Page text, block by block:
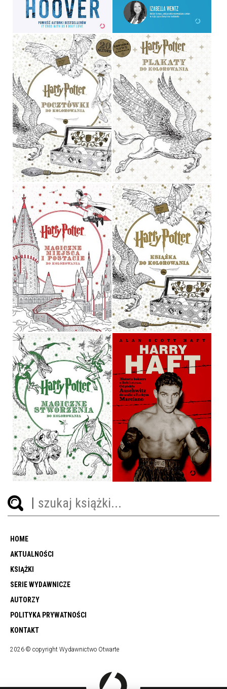
49,99 ZŁ 39,90 ZŁ
HARRY POTTER.
POCZTÓWKI DO
KOLOROWANIA
OPRACOWANIE ZBIOROWE
19,90 ZŁ
HARRY POTTER. PLAKATY
DO KOLOROWANIA
OPRACOWANIE ZBIOROWE
34,90 ZŁ
HARRY POTTER.
MAGICZNE MIEJSCA I
POSTACIE DO
KOLOROWANIA
OPRACOWANIE ZBIOROWE
29,90 ZŁ
HARRY POTTER
OPRACOWANIE ZBIOROWE
OPRAWA MIĘKKA
29,90 ZŁ
HARRY POTTER
OPRACOWANIE ZBIOROWE
OPRAWA MIĘKKA
29,90 ZŁ
HARRY HAFT
ALAN SCOTT HAFT
OPRAWA TWARDA
39,90 ZŁ
HOME
AKTUALNOŚCI
KSIĄŻKI
SERIE WYDAWNICZE
AUTORZY
POLITYKA PRYWATNOŚCI
KONTAKT
2026 © copyright Wydawnictwo Otwarte